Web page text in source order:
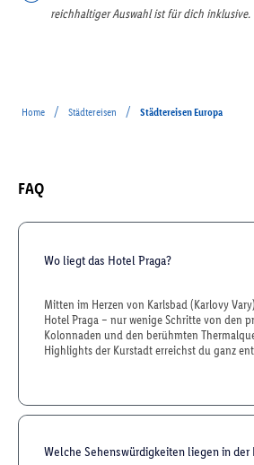
reichhaltiger Auswahl ist für dich inklusive.
Home / Städtereisen / Städtereisen Europa
FAQ
Wo liegt das Hotel Praga?
Mitten im Herzen von Karlsbad (Karlovy
Hotel Praga – nur wenige Schritte von den
Kolonnaden und den berühmten
Highlights der Kurstadt erreichst du ganz
Welche Sehenswürdigkeiten liegen in der